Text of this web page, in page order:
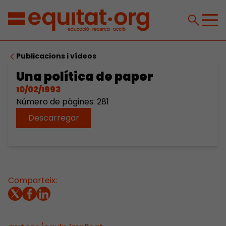
Publicacions i vídeos
Una política de paper
10/02/1993
Número de pàgines: 281
Descarregar
Comparteix: